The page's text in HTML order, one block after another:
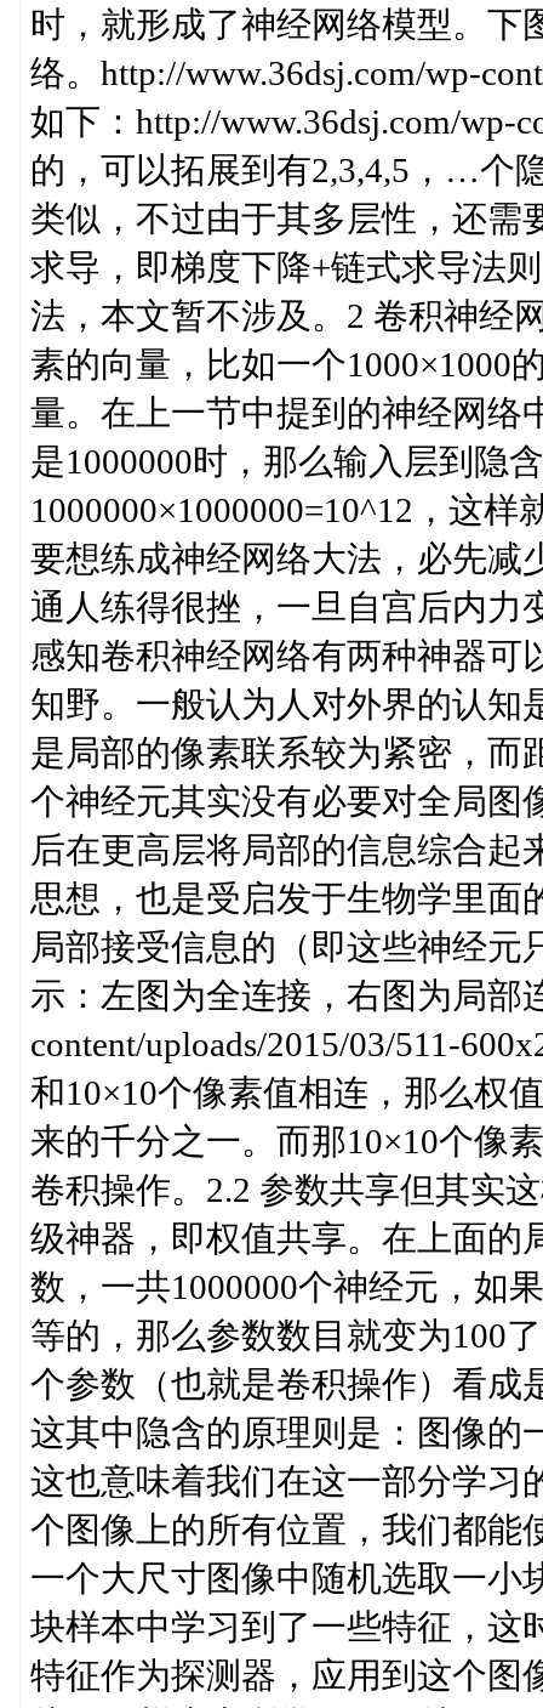
时，就形成了神经网络模型。下
络。http://www.36dsj.com/wp-
如下：http://www.36dsj.com/wp-
的，可以拓展到有2,3,4,5，…个
类似，不过由于其多层性，还需
求导，即梯度下降+链式求导法
法，本文暂不涉及。2 卷积神经
素的向量，比如一个1000×1000
量。在上一节中提到的神经网络
是1000000时，那么输入层到隐
1000000×1000000=10^12，这
要想练成神经网络大法，必先减
通人练得很挫，一旦自宫后内力
感知卷积神经网络有两种神器可
知野。一般认为人对外界的认知
是局部的像素联系较为紧密，而
个神经元其实没有必要对全局图
后在更高层将局部的信息综合
思想，也是受启发于生物学里面
局部接受信息的（即这些神经
示：左图为全连接，右图为局部
content/uploads/2015/03/511-
和10×10个像素值相连，那么权
来的千分之一。而那10×10个像
卷积操作。2.2 参数共享但其实
级神器，即权值共享。在上面的
数，一共1000000个神经元，如
等的，那么参数数目就变为100
个参数（也就是卷积操作）看成
这其中隐含的原理则是：图像的
这也意味着我们在这一部分学习
个图像上的所有位置，我们都能
一个大尺寸图像中随机选取一小
块样本中学习到了一些特征，这
特征作为探测器，应用到这个图